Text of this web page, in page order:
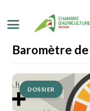
Baromètre de
DOSSIER